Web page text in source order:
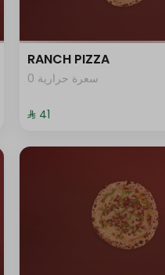
RANCH PIZZA
0 سعرة حرارية
⁨⁦‪‬ 41⁩